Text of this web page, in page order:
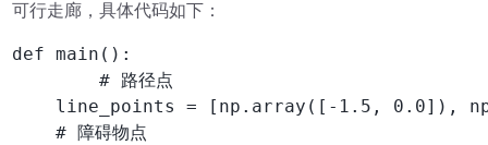
可行走廊，具体代码如下：
def main():
        # 路径点
line_points = [np.array([-1.5, 0.0]),
    # 障碍物点